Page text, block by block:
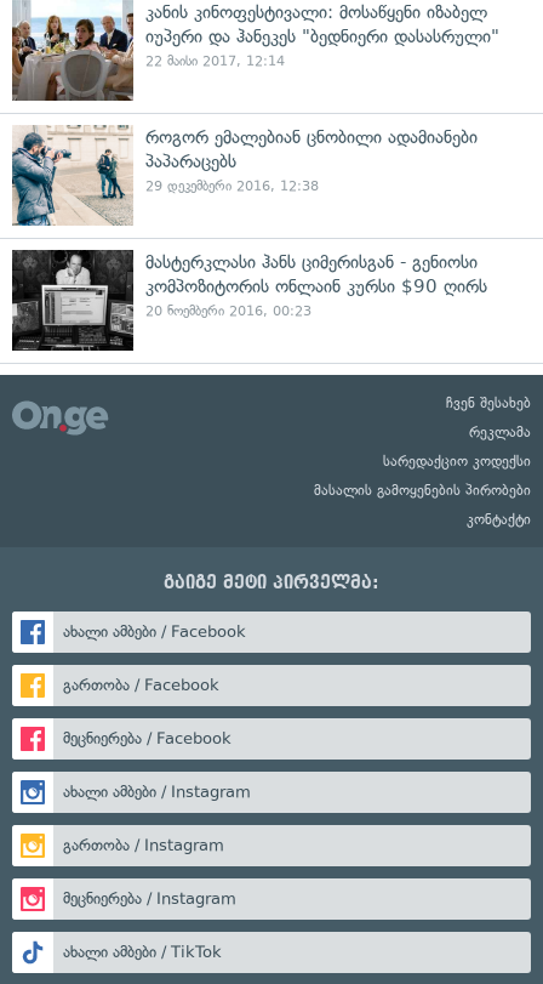
კანის კინოფესტივალი: მოსაწყენი იზაბელ
იუპერი და ჰანეკეს "ბედნიერი დასასრული"
22 მაისი 2017, 12:14
როგორ ემალებიან ცნობილი ადამიანები
პაპარაცებს
29 დეკემბერი 2016, 12:38
მასტერკლასი ჰანს ციმერისგან - გენიოსი
კომპოზიტორის ონლაინ კურსი $90 ღირს
20 ნოემბერი 2016, 00:23
ჩვენ შესახებ
რეკლამა
სარედაქციო კოდექსი
მასალის გამოყენების პირობები
კონტაქტი
გაიგე მეტი პირველმა:
ახალი ამბები / Facebook
გართობა / Facebook
მეცნიერება / Facebook
ახალი ამბები / Instagram
გართობა / Instagram
მეცნიერება / Instagram
ახალი ამბები / TikTok